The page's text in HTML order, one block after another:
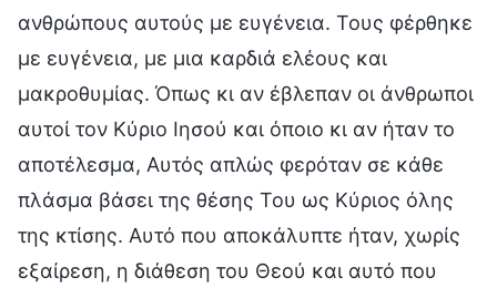
ανθρώπους αυτούς με ευγένεια. Τους φέρθηκε
με ευγένεια, με μια καρδιά ελέους και
μακροθυμίας. Όπως κι αν έβλεπαν οι άνθρωποι
αυτοί τον Κύριο Ιησού και όποιο κι αν ήταν το
αποτέλεσμα, Αυτός απλώς φερόταν σε κάθε
πλάσμα βάσει της θέσης Του ως Κύριος όλης
της κτίσης. Αυτό που αποκάλυπτε ήταν, χωρίς
εξαίρεση, η διάθεση του Θεού και αυτό που